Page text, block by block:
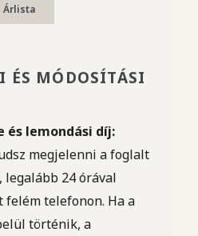
Árlista
ÉS MÓDOSÍTÁSI
és lemondási díj:
megjelenni a foglalt
24 órával
felém telefonon. Ha a
történik, a